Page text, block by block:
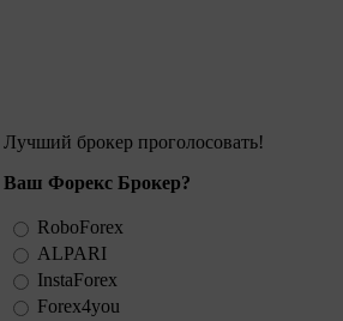
Лучший брокер проголосовать!
Ваш Форекс Брокер?
RoboForex
ALPARI
InstaForex
Forex4you